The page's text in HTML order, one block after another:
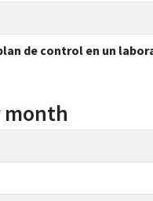
de control en un
month